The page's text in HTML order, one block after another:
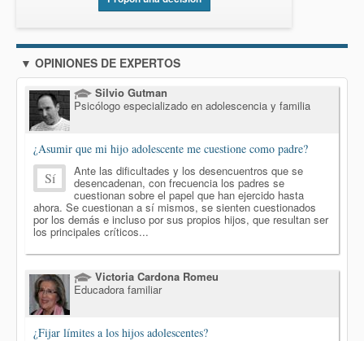
▼ OPINIONES DE EXPERTOS
Silvio Gutman
Psicólogo especializado en adolescencia y familia
¿Asumir que mi hijo adolescente me cuestione como padre?
Sí Ante las dificultades y los desencuentros que se
desencadenan, con frecuencia los padres se
cuestionan sobre el papel que han ejercido hasta
ahora. Se cuestionan a sí mismos, se sienten cuestionados
por los demás e incluso por sus propios hijos, que resultan ser
los principales críticos...
Victoria Cardona Romeu
Educadora familiar
¿Fijar límites a los hijos adolescentes?